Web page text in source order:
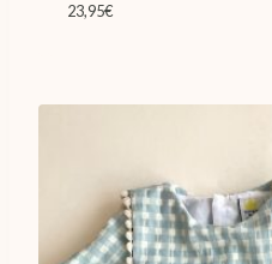
23,95€